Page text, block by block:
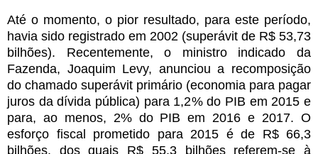
Até o momento, o pior resultado, para este período,
havia sido registrado em 2002 (superávit de R$ 53,73
bilhões). Recentemente, o ministro indicado da
Fazenda, Joaquim Levy, anunciou a recomposição
do chamado superávit primário (economia para pagar
juros da dívida pública) para 1,2% do PIB em 2015 e
para, ao menos, 2% do PIB em 2016 e 2017. O
esforço fiscal prometido para 2015 é de R$ 66,3
bilhões, dos quais R$ 55,3 bilhões referem-se à